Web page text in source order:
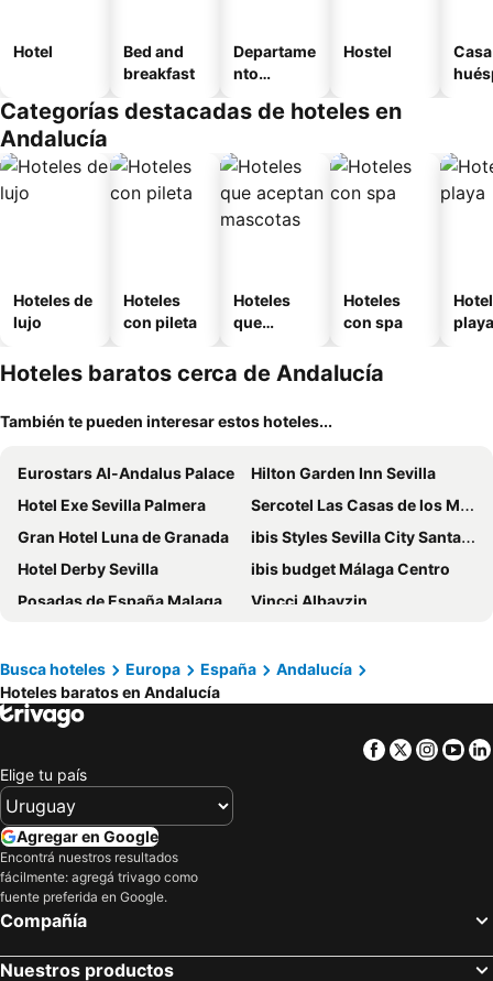
Hotel
Bed and
breakfast
Departame
nto
Hostel
Categorías destacadas de hoteles en
Andalucía
Hoteles de
lujo
Hoteles
con pileta
Hoteles
que
mascotas
Hoteles
con spa
playa
Hoteles baratos cerca de Andalucía
También te pueden interesar estos hoteles...
Eurostars Al-Andalus Palace
Hilton Garden Inn Sevilla
Hotel Exe Sevilla Palmera
Sercotel Las Casas de los Mercaderes
Gran Hotel Luna de Granada
ibis Styles Sevilla City Santa Justa
Hotel Derby Sevilla
ibis budget Málaga Centro
Posadas de España Malaga
Vincci Albayzin
Room Mate Leo, Granada
Atenas Granada
Sercotel Palacio de los Gamboa
Villa Gabriela
Casual del Mar Málaga
Barcelo Malaga
Atarazanas Málaga Boutique Hotel
Hotel Romerito
Hotel Cervantes
Hotel Casa Del Poeta
ibis Malaga Centro Ciudad
Busca hoteles Europa España
Andalucía
Hoteles baratos en Andalucía
Facebook
Twitter
Elige tu país
Agregar en Google
Encontrá nuestros resultados
fácilmente: agregá trivago como
fuente preferida en Google.
Compañía
Nuestros productos